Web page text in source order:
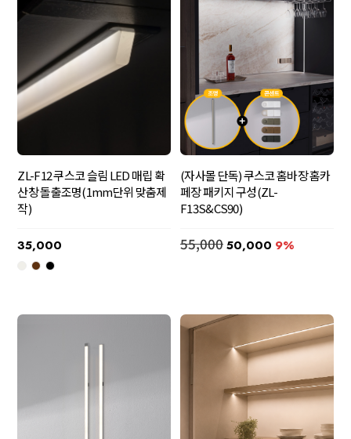
ZL-F12 쿠스코 슬림 LED 매립 확
산창 돌출조명(1mm단위 맞춤제
작)
35,000
(자사몰 단독) 쿠스코 홈바장 홈카
페장 패키지 구성(ZL-
F13S&CS90)
55,00050,000 9%